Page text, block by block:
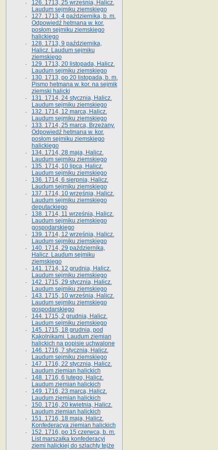
126. 1713, 25 września, Halicz.
Laudum sejmiku ziemskiego
127. 1713, 4 października, b. m.
Odpowiedź hetmana w. kor.
posłom sejmiku ziemskiego
halickiego
128. 1713, 9 października,
Halicz. Laudum sejmiku
ziemskiego
129. 1713, 20 listopada, Halicz.
Laudum sejmiku ziemskiego
130. 1713, po 20 listopada, b. m.
Pismo hetmana w. kor. na sejmik
ziemski halicki
131. 1714, 24 stycznia, Halicz.
Laudum sejmiku ziemskiego
132. 1714, 12 marca, Halicz.
Laudum sejmiku ziemskiego
133. 1714, 25 marca, Brzeżany.
Odpowiedź hetmana w. kor.
posłom sejmiku ziemskiego
halickiego
134. 1714, 28 maja, Halicz.
Laudum sejmiku ziemskiego
135. 1714, 10 lipca, Halicz.
Laudum sejmiku ziemskiego
136. 1714, 6 sierpnia, Halicz.
Laudum sejmiku ziemskiego
137. 1714, 10 września, Halicz.
Laudum sejmiku ziemskiego
deputackiego
138. 1714, 11 września, Halicz.
Laudum sejmiku ziemskiego
gospodarskiego
139. 1714, 12 września, Halicz.
Laudum sejmiku ziemskiego
140. 1714, 29 października,
Halicz. Laudum sejmiku
ziemskiego
141. 1714, 12 grudnia, Halicz.
Laudum sejmiku ziemskiego
142. 1715, 29 stycznia, Halicz.
Laudum sejmiku ziemskiego
143. 1715, 10 września, Halicz.
Laudum sejmiku ziemskiego
gospodarskiego
144. 1715, 2 grudnia, Halicz.
Laudum sejmiku ziemskiego
145. 1715, 18 grudnia, pod
Kąkolnikami. Laudum ziemian
halickich na popisie uchwalone
146. 1716, 7 stycznia, Halicz.
Laudum sejmiku ziemskiego
147. 1716, 22 stycznia, Halicz.
Laudum ziemian halickich
148. 1716, 6 lutego, Halicz.
Laudum ziemian halickich
149. 1716, 23 marca, Halicz.
Laudum ziemian halickich
150. 1716, 20 kwietnia, Halicz.
Laudum ziemian halickich
151. 1716, 18 maja, Halicz.
Konfederacya ziemian halickich
152. 1716, po 15 czerwca, b. m.
List marszałka konfederacyi
ziemi halickiej do szlachty tejże